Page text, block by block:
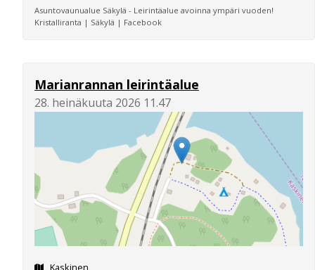
Asuntovaunualue Säkylä - Leirintäalue avoinna ympäri vuoden!
Kristalliranta | Säkylä | Facebook
Marianrannan leirintäalue
28. heinäkuuta 2026 11.47
Kaskinen